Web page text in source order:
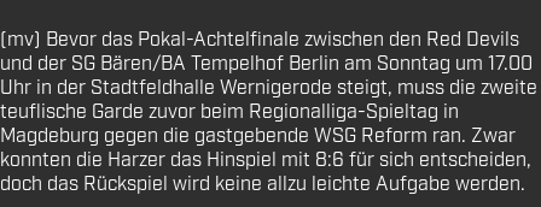
(mv) Bevor das Pokal-Achtelfinale zwischen den Red Devils
und der SG Bären/BA Tempelhof Berlin am Sonntag um 17.00
Uhr in der Stadtfeldhalle Wernigerode steigt, muss die zweite
teuflische Garde zuvor beim Regionalliga-Spieltag in
Magdeburg gegen die gastgebende WSG Reform ran. Zwar
konnten die Harzer das Hinspiel mit 8:6 für sich entscheiden,
doch das Rückspiel wird keine allzu leichte Aufgabe werden.